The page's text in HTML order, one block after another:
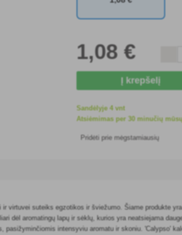
1,08 €
Į krepšelį
Sandėlyje 4 vnt
Atsiėmimas per 30 minučių
Pridėti prie mėgstamiausių
virtuvei suteiks egzotikos ir šviežumo. Šiame produkte
dėl aromatingų lapų ir sėklų, kurios yra neatsiejama
pasižyminčiomis intensyviu aromatu ir skoniu. 'Calypso'